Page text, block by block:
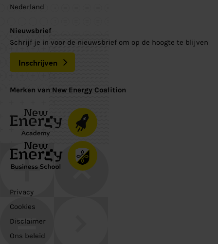
Nederland
Nieuwsbrief
Schrijf je in voor de nieuwsbrief om op de hoogte te blijven
Inschrijven
Merken van New Energy Coalition
Privacy
Cookies
Disclaimer
Ons beleid